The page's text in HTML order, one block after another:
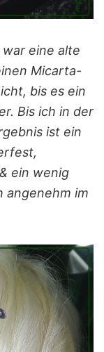
eine alte
Micarta-
bis es ein
Bis ich in der
ist ein
ein wenig
angenehm im